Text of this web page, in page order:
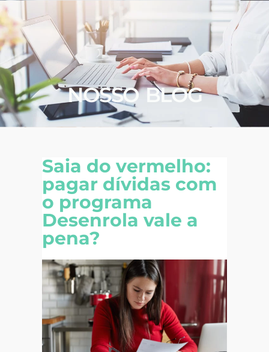
NOSSO BLOG
Saia do vermelho:
pagar dívidas com
o programa
Desenrola vale a
pena?